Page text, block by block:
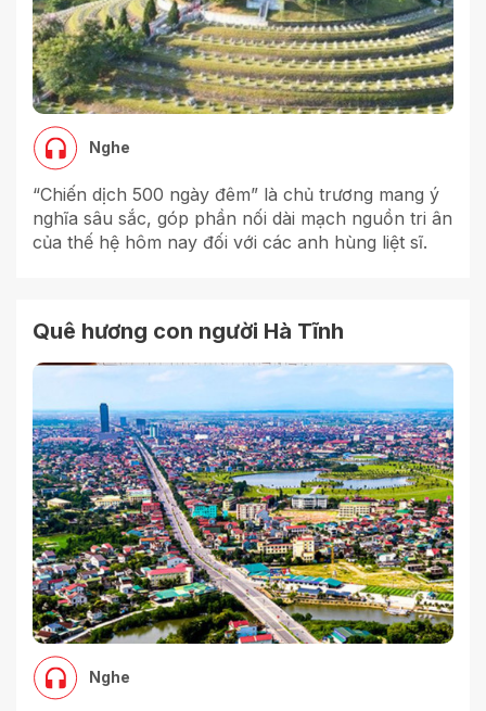
Nghe
“Chiến dịch 500 ngày đêm” là chủ trương mang ý
nghĩa sâu sắc, góp phần nối dài mạch nguồn tri ân
của thế hệ hôm nay đối với các anh hùng liệt sĩ.
Quê hương con người Hà Tĩnh
Nghe